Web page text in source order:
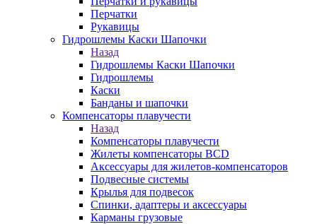
Перчатки
Рукавицы
Гидрошлемы Каски Шапочки
Назад
Гидрошлемы Каски Шапочки
Гидрошлемы
Каски
Банданы и шапочки
Компенсаторы плавучести
Назад
Компенсаторы плавучести
Жилеты компенсаторы BCD
Аксессуары для жилетов-компенсаторов
Подвесные системы
Крылья для подвесок
Спинки, адаптеры и аксессуары
Карманы грузовые